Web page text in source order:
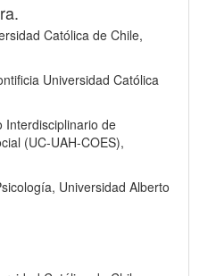
Católica de Chile,
Universidad Católica
Interdisciplinario de
(UC-UAH-COES),
Universidad Alberto